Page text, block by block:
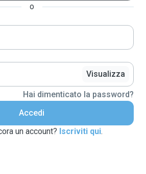
o
Visualizza
Hai dimenticato la password?
Accedi
un account? Iscriviti qui.